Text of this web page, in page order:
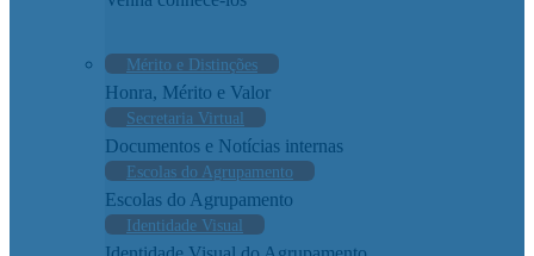
Mérito e Distinções
Honra, Mérito e Valor
Secretaria Virtual
Documentos e Notícias internas
Escolas do Agrupamento
Escolas do Agrupamento
Identidade Visual